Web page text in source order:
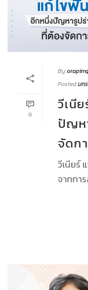
0
By
Postedมก
วีเนี
ปัญห
จัดก
วีเนียร์
จากกา